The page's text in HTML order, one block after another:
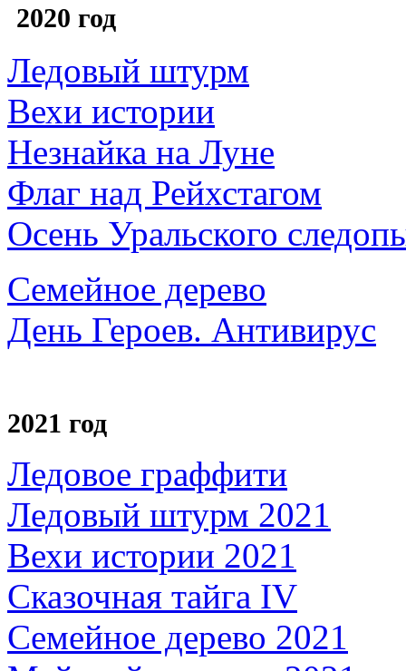
2020 год
Ледовый штурм
Вехи истории
Незнайка на Луне
Флаг над Рейхстагом
Осень Уральского
Семейное дерево
День Героев. Антивирус
2021 год
Ледовое граффити
Ледовый штурм 2021
Вехи истории 2021
Сказочная тайга IV
Семейное дерево 2021